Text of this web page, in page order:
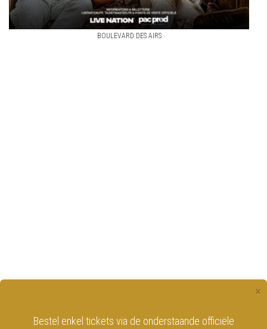
BOULEVARD DES AIRS
×
Bestel enkel tickets via de onderstaande officiële